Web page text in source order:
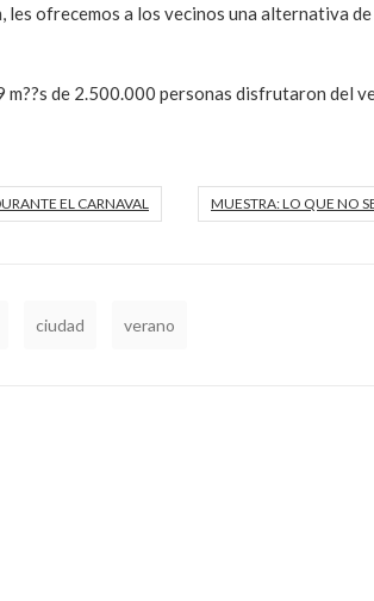
les ofrecemos a los vecinos una alternativa
m??s de 2.500.000 personas disfrutaron del
EL CARNAVAL MUESTRA: LO QUE NO
ciudad verano